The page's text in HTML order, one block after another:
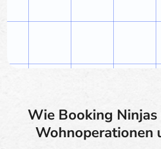
Wie Booking
Wohnoperationen